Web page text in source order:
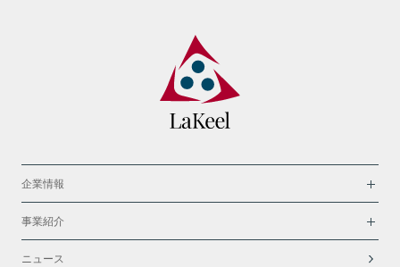
企業情報
事業紹介
ニュース